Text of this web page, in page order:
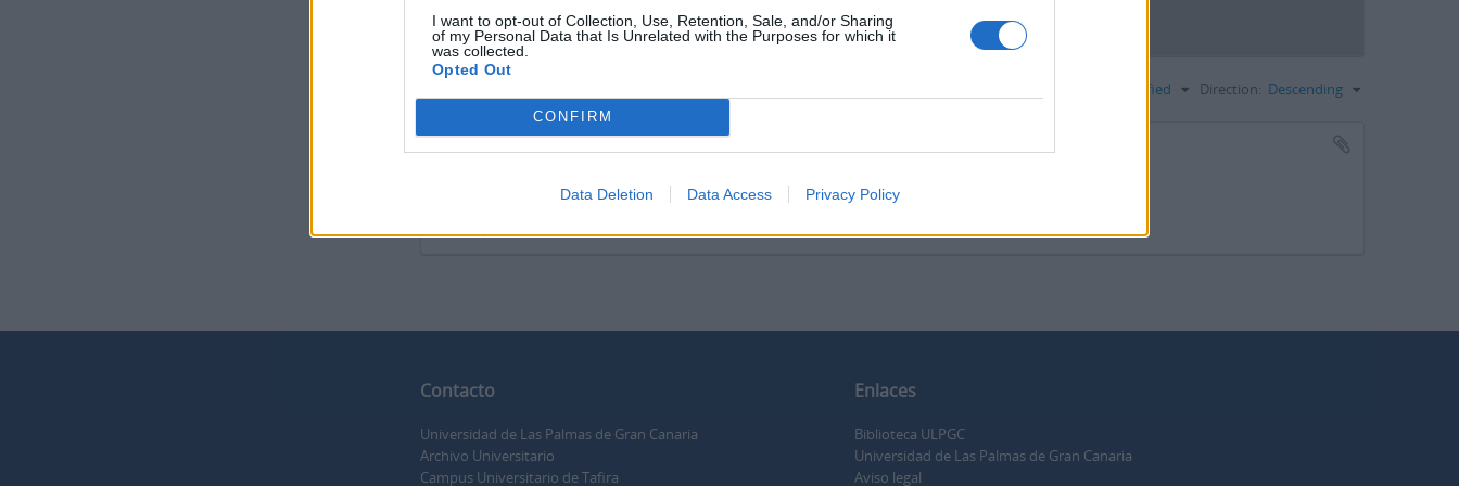
I want to opt-out of Collection, Use, Retention, Sale, and/or Sharing
of my Personal Data that Is Unrelated with the Purposes for which it
was collected.
Opted Out
CONFIRM
Data Deletion Data Access Privacy Policy
Date modified Direction: Descending
Copia del artículo de Xabier Pikaza titulado "Las tres Marías"
María Dolores de la Fe
Copia de artículo de Xabier Pikaza titulado "Las tres Marías"
Pikaza, Xabier
Contacto
Universidad de Las Palmas de Gran Canaria
Archivo Universitario
Campus Universitario de Tafira
Enlaces
Biblioteca ULPGC
Universidad de Las Palmas de Gran Canaria
Aviso legal